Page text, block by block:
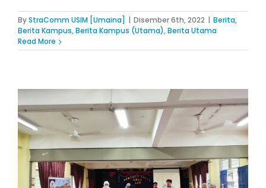
ByStraComm USIM [Umaina] | Disember 6th, 2022 | Berita,
Berita Kampus,Berita Kampus (Utama),Berita Utama
Read More